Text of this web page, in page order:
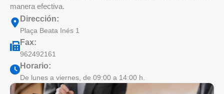
manera efectiva.
Dirección:
Plaça Beata Inés 1
Fax:
962492161
Horario:
De lunes a viernes, de 09:00 a 14:00 h.